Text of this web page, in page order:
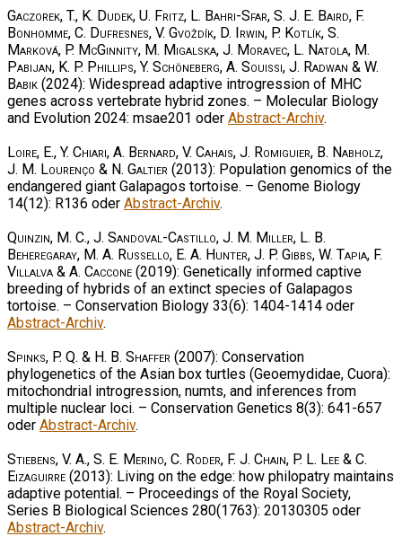
Gaczorek, T., K. Dudek, U. Fritz, L. Bahri-Sfar, S. J. E. Baird, F.
Bonhomme, C. Dufresnes, V. Gvoždík, D. Irwin, P. Kotlík, S.
Marková, P. McGinnity, M. Migalska, J. Moravec, L. Natola, M.
Pabijan, K. P. Phillips, Y. Schöneberg, A. Souissi, J. Radwan & W.
Babik (2024): Widespread adaptive introgression of MHC
genes across vertebrate hybrid zones. – Molecular Biology
and Evolution 2024: msae201 oder Abstract-Archiv.
Loire, E., Y. Chiari, A. Bernard, V. Cahais, J. Romiguier, B. Nabholz,
J. M. Lourenço & N. Galtier (2013): Population genomics of the
endangered giant Galapagos tortoise. – Genome Biology
14(12): R136 oder Abstract-Archiv.
Quinzin, M. C., J. Sandoval-Castillo, J. M. Miller, L. B.
Beheregaray, M. A. Russello, E. A. Hunter, J. P. Gibbs, W. Tapia, F.
Villalva & A. Caccone (2019): Genetically informed captive
breeding of hybrids of an extinct species of Galapagos
tortoise. – Conservation Biology 33(6): 1404-1414 oder
Abstract-Archiv.
Spinks, P. Q. & H. B. Shaffer (2007): Conservation
phylogenetics of the Asian box turtles (Geoemydidae, Cuora):
mitochondrial introgression, numts, and inferences from
multiple nuclear loci. – Conservation Genetics 8(3): 641-657
oder Abstract-Archiv.
Stiebens, V. A., S. E. Merino, C. Roder, F. J. Chain, P. L. Lee & C.
Eizaguirre (2013): Living on the edge: how philopatry maintains
adaptive potential. – Proceedings of the Royal Society,
Series B Biological Sciences 280(1763): 20130305 oder
Abstract-Archiv.